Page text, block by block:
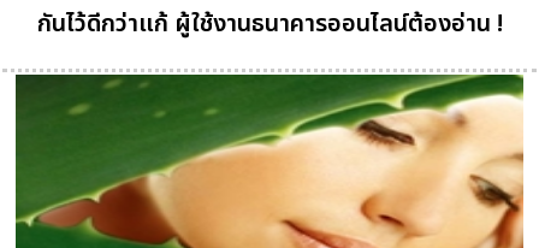
กันไว้ดีกว่าแก้ ผู้ใช้งานธนาคารออนไลน์ต้องอ่าน !